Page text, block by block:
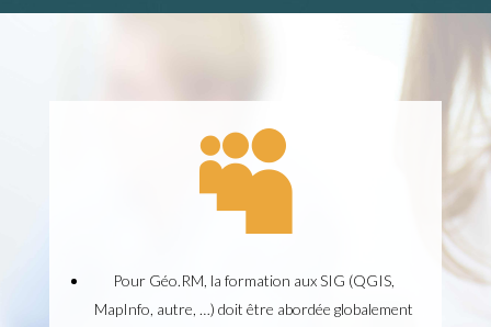

Pour Géo.RM, la formation aux SIG (QGIS,
MapInfo, autre, …) doit être abordée globalement